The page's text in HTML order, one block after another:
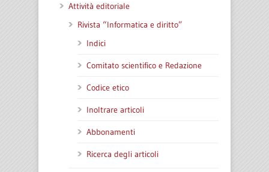
Attività editoriale
Rivista “Informatica e diritto”
Indici
Comitato scientifico e Redazione
Codice etico
Inoltrare articoli
Abbonamenti
Ricerca degli articoli